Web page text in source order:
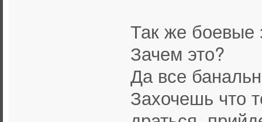
Так же боевые
Зачем это?
Да все
Захочешь что